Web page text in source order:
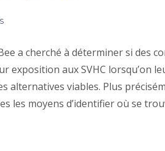
a cherché à déterminer si des
exposition aux SVHC lorsqu’on
alternatives viables. Plus
les moyens d’identifier où se